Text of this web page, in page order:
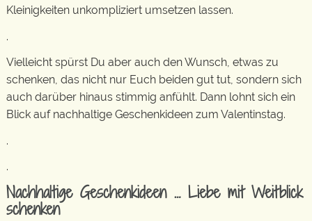
Kleinigkeiten unkompliziert umsetzen lassen.
.
Vielleicht spürst Du aber auch den Wunsch, etwas zu
schenken, das nicht nur Euch beiden gut tut, sondern sich
auch darüber hinaus stimmig anfühlt. Dann lohnt sich ein
Blick auf nachhaltige Geschenkideen zum Valentinstag.
.
.
Nachhaltige Geschenkideen … Liebe mit Weitblick
schenken